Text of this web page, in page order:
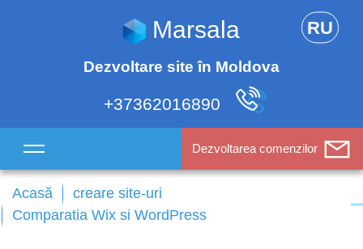
Marsala
Dezvoltare site în Moldova
+37362016890
RU
Dezvoltarea comenzilor
Acasă
creare site-uri
Comparatia Wix si WordPress